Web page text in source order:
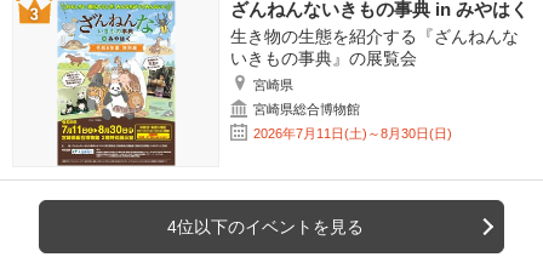
ざんねんないきもの事典 in みやはく
生き物の生態を紹介する『ざんねんな
いきもの事典』の展覧会
宮崎県
宮崎県総合博物館
2026年7月11日(土)～8月30日(日)
4位以下のイベントを見る